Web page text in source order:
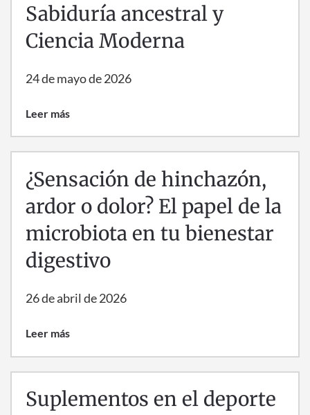
Sabiduría ancestral y
Ciencia Moderna
24 de mayo de 2026
Leer más
¿Sensación de hinchazón,
ardor o dolor? El papel de la
microbiota en tu bienestar
digestivo
26 de abril de 2026
Leer más
Suplementos en el deporte